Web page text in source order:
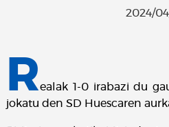
2024/
Realak 1-0 irabazi du
jokatu den SD Huescaren